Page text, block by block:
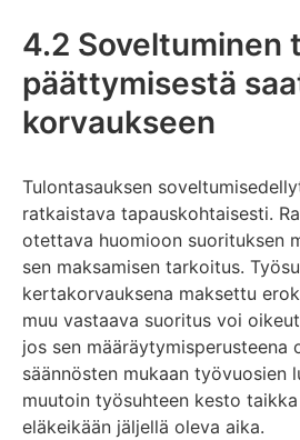
4.2 Soveltuminen
päättymisestä
korvaukseen
Tulontasauksen
ratkaistava tapauskohtaisesti.
otettava huomioon suorituksen
sen maksamisen tarkoitus.
kertakorvauksena maksettu
muu vastaava suoritus voi
jos sen määräytymisperusteena
säännösten mukaan työvuosien
muutoin työsuhteen kesto
eläkeikään jäljellä oleva aika.